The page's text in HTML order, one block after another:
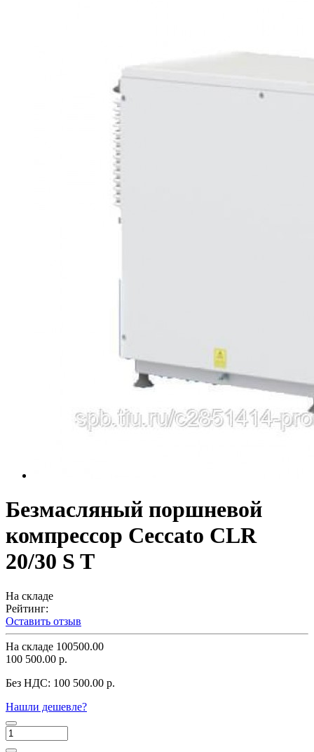
Безмасляный поршневой
компрессор Ceccato CLR
20/30 S T
На складе
Рейтинг:
Оставить отзыв
На складе 100500.00
100 500.00 р.
Без НДС: 100 500.00 р.
Нашли дешевле?